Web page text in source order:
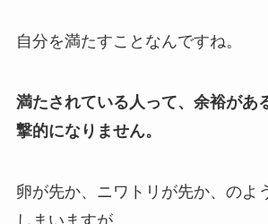
自分を満たすことなんですね。
満たされている人って、余裕があ
撃的になりません。
卵が先か、ニワトリが先か、のよ